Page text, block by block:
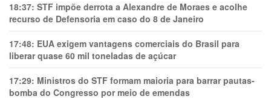
18:37: STF impõe derrota a Alexandre de Moraes e acolhe
recurso de Defensoria em caso do 8 de Janeiro
17:48: EUA exigem vantagens comerciais do Brasil para
liberar quase 60 mil toneladas de açúcar
17:29: Ministros do STF formam maioria para barrar pautas-
bomba do Congresso por meio de emendas